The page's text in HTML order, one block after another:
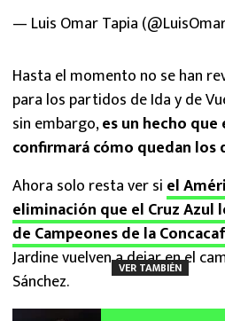
— Luis Omar Tapia
Hasta el momento no se han
para los partidos de Ida y de
sin embargo,es un hecho
confirmará cómo quedan los
Ahora solo resta ver si el
eliminación que el Cruz Azul
de Campeones de la Concacaf
Jardine vuelven a dejar en el
Sánchez.
VER TAMBIÉN